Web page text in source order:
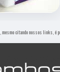
citando nossos links,